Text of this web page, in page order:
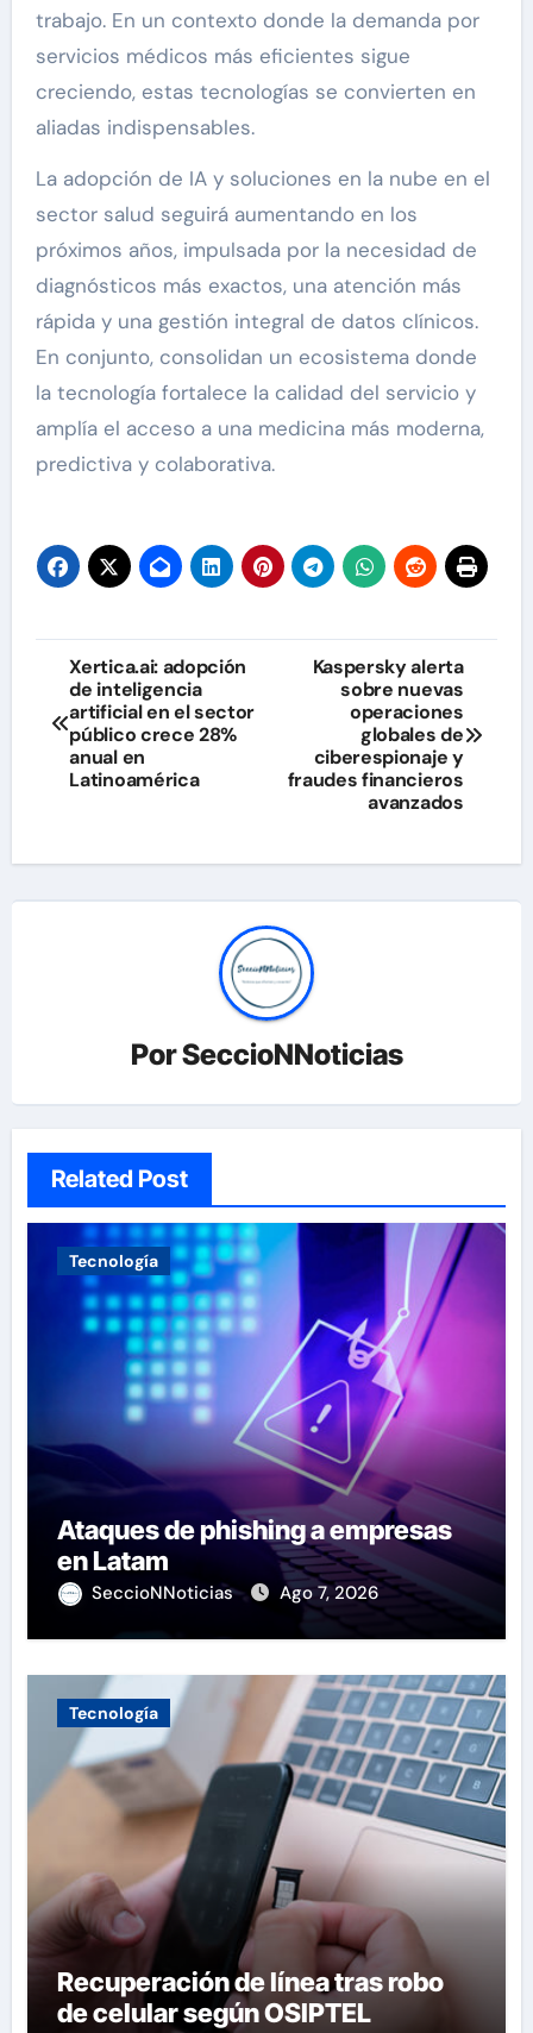
trabajo. En un contexto donde la demanda por
servicios médicos más eficientes sigue
creciendo, estas tecnologías se convierten en
aliadas indispensables.
La adopción de IA y soluciones en la nube en el
sector salud seguirá aumentando en los
próximos años, impulsada por la necesidad de
diagnósticos más exactos, una atención más
rápida y una gestión integral de datos clínicos.
En conjunto, consolidan un ecosistema donde
la tecnología fortalece la calidad del servicio y
amplía el acceso a una medicina más moderna,
predictiva y colaborativa.
Navegación
de
entradas
Xertica.ai: adopción
de inteligencia
artificial en el sector
público crece 28%
anual en
Latinoamérica
Kaspersky alerta
sobre nuevas
operaciones
globales de
ciberespionaje y
fraudes financieros
avanzados
PorSeccioNNoticias
Related Post
Tecnología
Ataques de phishing a empresas
en Latam
SeccioNNoticias Ago 7, 2026
Tecnología
Recuperación de línea tras robo
de celular según OSIPTEL